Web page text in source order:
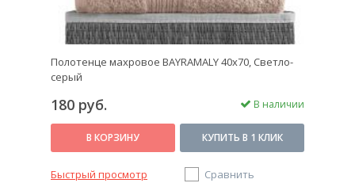
Полотенце махровое BAYRAMALY 40х70, Светло-
серый
180 руб. В наличии
В КОРЗИНУ КУПИТЬ В 1 КЛИК
Быстрый просмотр Сравнить